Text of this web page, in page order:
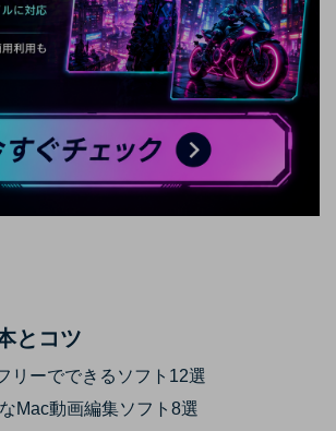
とコツ
リーでできるソフト12選
Mac動画編集ソフト8選